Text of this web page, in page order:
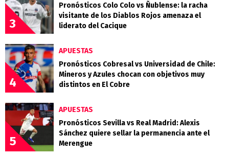
3
Pronósticos Colo Colo vs Ñublense: la racha
visitante de los Diablos Rojos amenaza el
liderato del Cacique
4
APUESTAS
Pronósticos Cobresal vs Universidad de Chile:
Mineros y Azules chocan con objetivos muy
distintos en El Cobre
5
APUESTAS
Pronósticos Sevilla vs Real Madrid: Alexis
Sánchez quiere sellar la permanencia ante el
Merengue